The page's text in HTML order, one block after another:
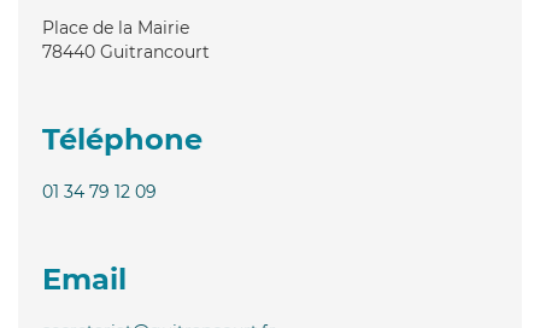
Place de la Mairie
78440 Guitrancourt
Téléphone
01 34 79 12 09
Email